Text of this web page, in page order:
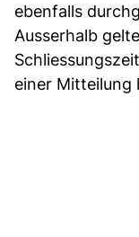
ebenfalls
Ausserhalb
einer Mitteilung